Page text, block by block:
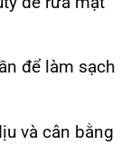
để làm sạch
và cân bằng